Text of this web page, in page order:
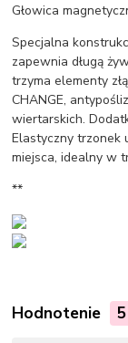
Głowica
Specjalna
zapewnia długą
trzyma elementy
CHANGE,
wiertarskich.
Elastyczny trzonek
miejsca, idealny w
**
Hodnotenie 5